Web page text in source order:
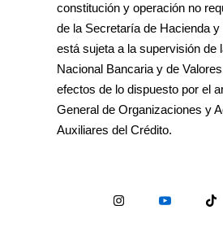
constitución y operación no
de la Secretaría de Hacienda
está sujeta a la supervisión de
Nacional Bancaria y de
efectos de lo dispuesto por el
General de Organizaciones y
Auxiliares del Crédito.